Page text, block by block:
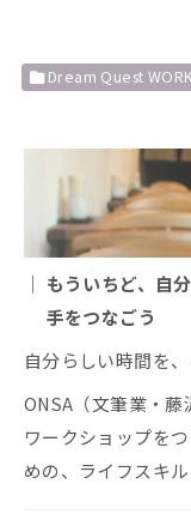
Dream Quest
｜ もういちど、自
手をつなごう
自分らしい時間を
ONSA（文筆業・
ワークショップを
めの、ライフスキ